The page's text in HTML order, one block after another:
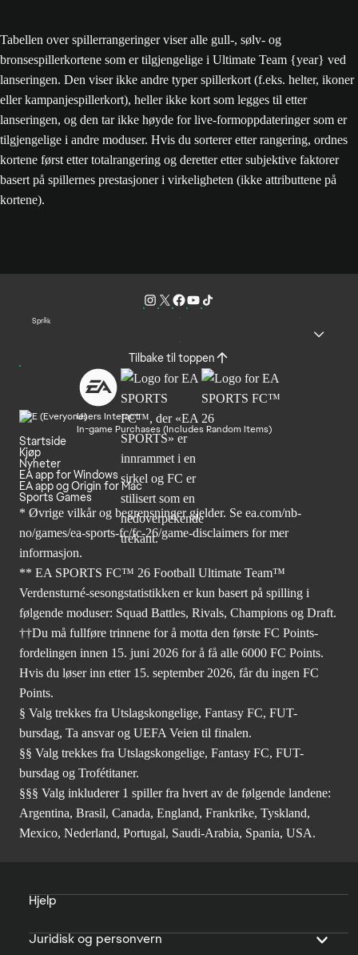
Tabellen over spillerrangeringer viser alle gull-, sølv- og
bronsespillerkortene som er tilgjengelige i Ultimate Team {year} ved
lanseringen. Den viser ikke andre typer spillerkort (f.eks. helter, ikoner
eller kampanjespillerkort), heller ikke kort som legges til etter
lanseringen, og den tar ikke høyde for live-formoppdateringer som er
tilgjengelige i andre moduser. Hvis du sorterer etter rangering, ordnes
kortene først etter totalrangering og deretter etter subjektive faktorer
basert på spillernes prestasjoner i virkeligheten (ikke attributtene på
kortene).
Språk
Tilbake til toppen
Users Interact
In-game Purchases (Includes Random Items)
Startside
Kjøp
Nyheter
EA app for Windows
EA app og Origin for Mac
Sports Games
* Øvrige vilkår og begrensninger gjelder. Se ea.com/nb-
no/games/ea-sports-fc/fc-26/game-disclaimers for mer
informasjon.
** EA SPORTS FC™ 26 Football Ultimate Team™
Verdensturné-sesongstatistikken er kun basert på spilling i
følgende moduser: Squad Battles, Rivals, Champions og Draft.
††Du må fullføre trinnene for å motta den første FC Points-
fordelingen innen 15. juni 2026 for å få alle 6000 FC Points.
Hvis du løser inn etter 15. september 2026, får du ingen FC
Points.
§ Valg trekkes fra Utslagskongelige, Fantasy FC, FUT-
bursdag, Ta ansvar og UEFA Veien til finalen.
§§ Valg trekkes fra Utslagskongelige, Fantasy FC, FUT-
bursdag og Trofétitaner.
§§§ Valg inkluderer 1 spiller fra hvert av de følgende landene:
Argentina, Brasil, Canada, England, Frankrike, Tyskland,
Mexico, Nederland, Portugal, Saudi-Arabia, Spania, USA.
Hjelp
Juridisk og personvern